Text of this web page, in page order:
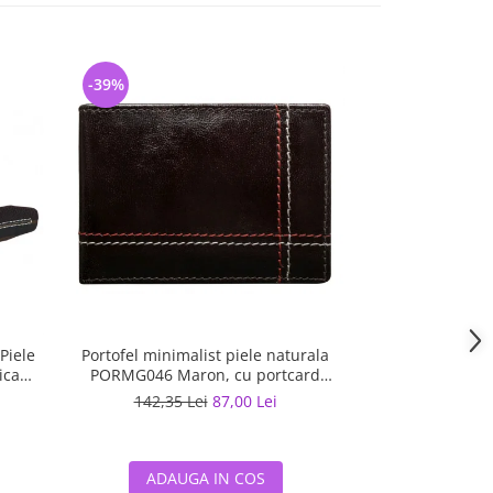
Portofel minimalist piele naturala
PORMG046 Maron, cu portcard
detasabil
142,35 Lei 87,00 Lei
-39%
ADAUGA IN COS
Portofel